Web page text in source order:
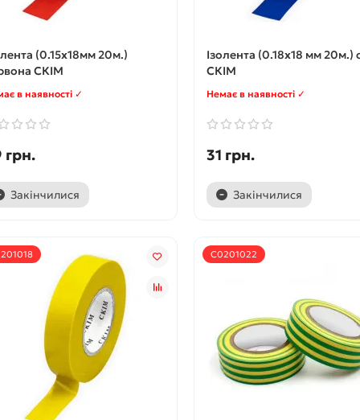
(0.15х18мм 20м.)
СКІМ
в наявності ✓
грн.
Закінчилися
Ізолента (0.18х18 мм 20м.)
СКІМ
Немає в наявності ✓
31 грн.
Закінчилися
С0201022